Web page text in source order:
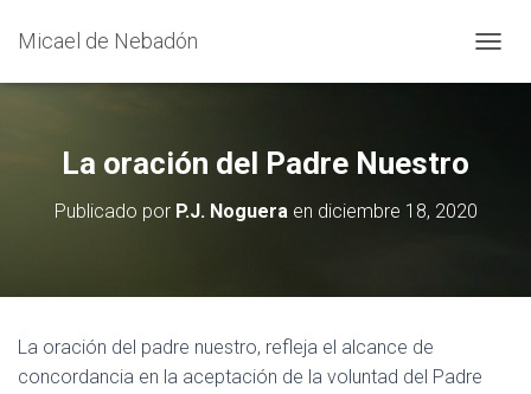
Micael de Nebadón
A
La oración del Padre Nuestro
Publicado por P.J. Nogueraen diciembre 18, 2020
La oración del padre nuestro, refleja el alcance de
concordancia en la aceptación de la voluntad del Padre